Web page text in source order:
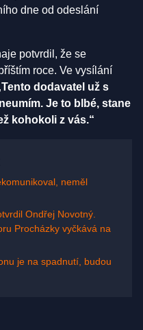
dne od odeslání
potvrdil, že se
roce. Ve vysílání
dodavatel už s
Je to blbé, stane
kohokoli z vás.“
neměl
Ondřej Novotný.
Procházky vyčkává na
je na spadnutí, budou